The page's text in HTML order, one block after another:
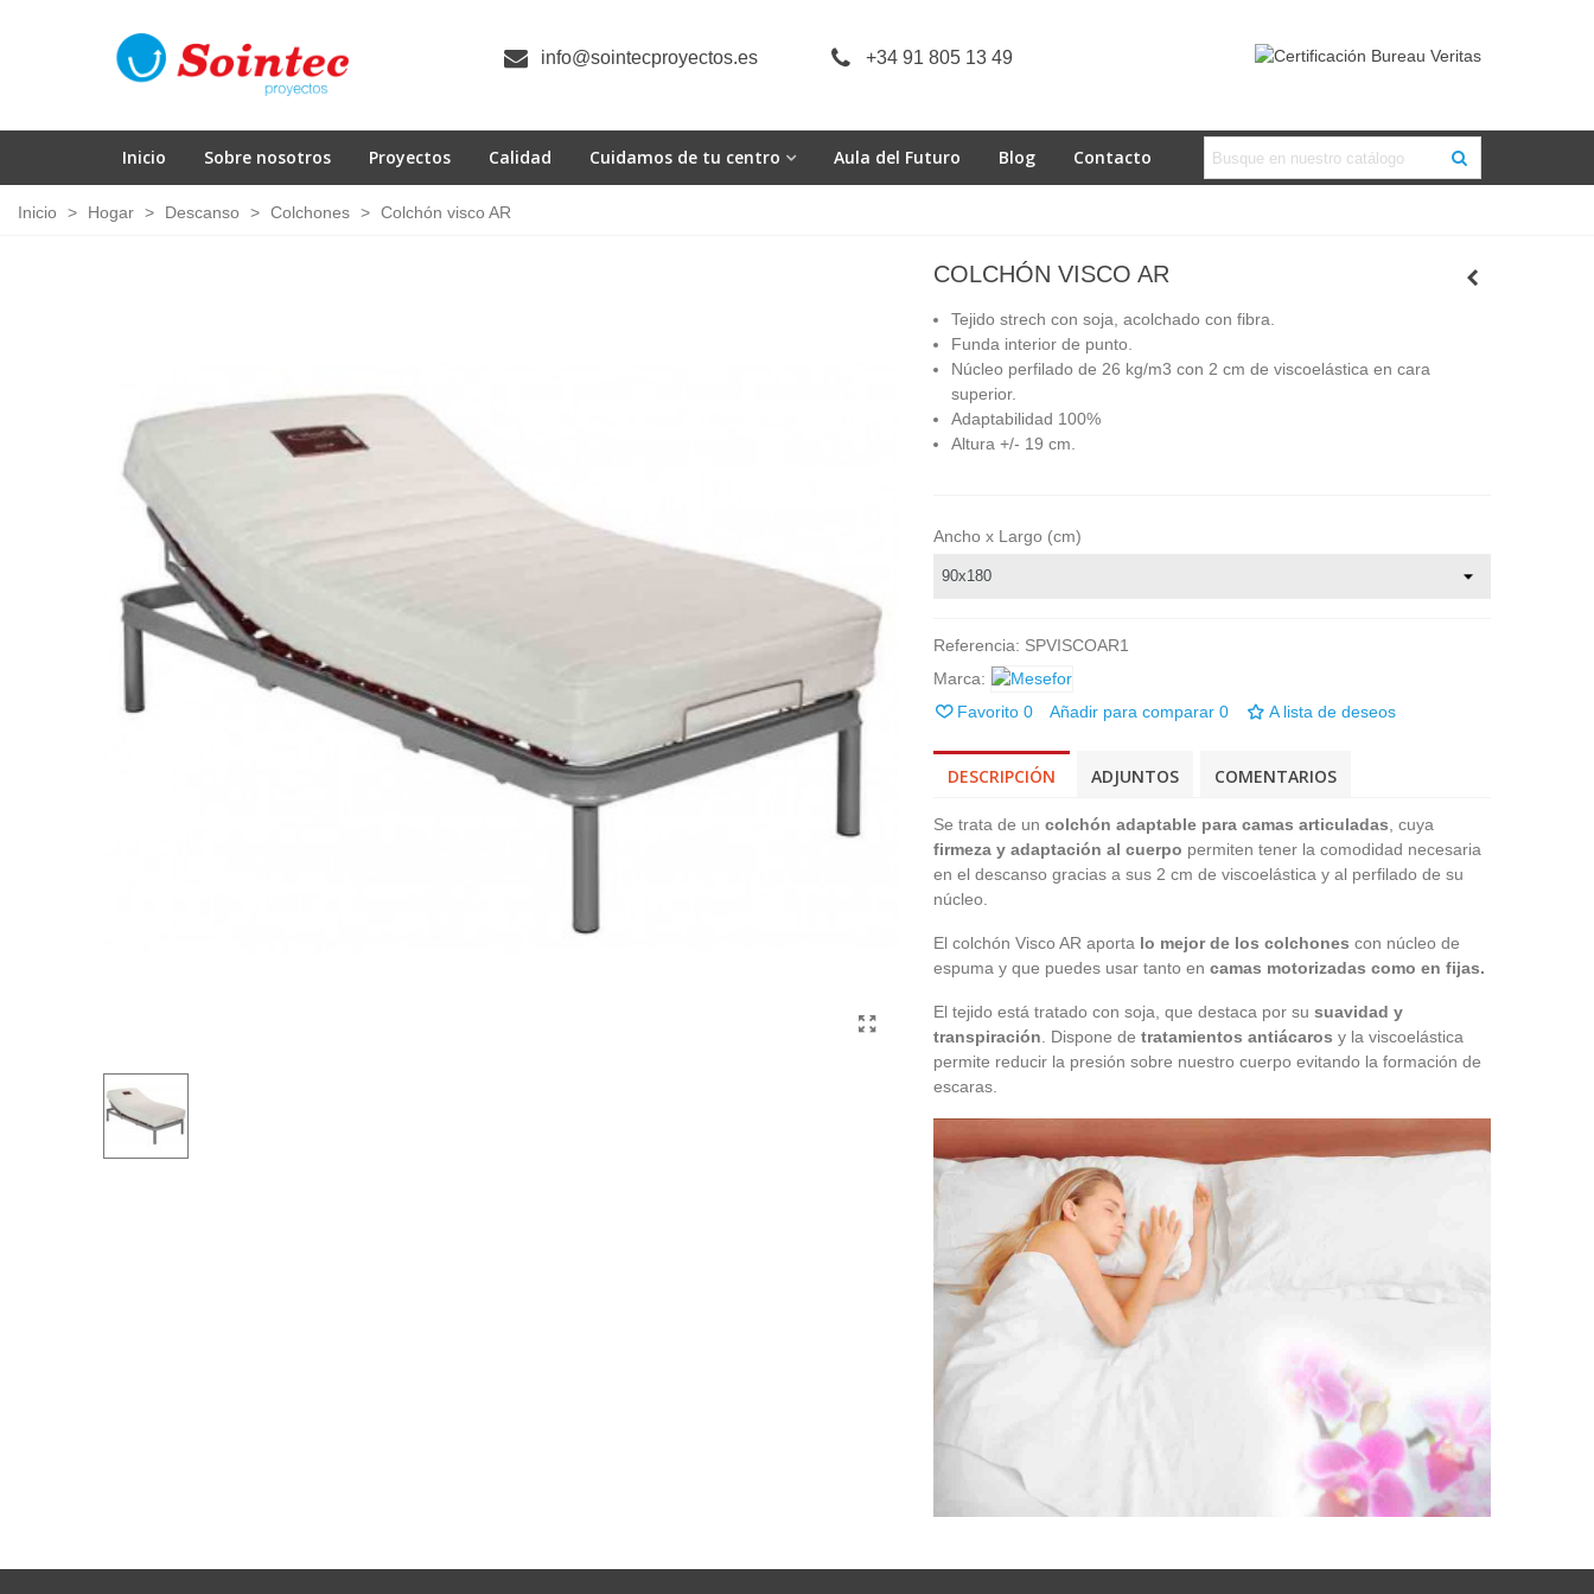
info@sointecproyectos.es +34 91 805 13 49
Inicio Sobre nosotros Proyectos Calidad Cuidamos de tu centro Aula del Futuro Blog Contacto
Inicio > Hogar > Descanso > Colchones > Colchón visco AR
COLCHÓN VISCO AR
Tejido strech con soja, acolchado con fibra.
Funda interior de punto.
Núcleo perfilado de 26 kg/m3 con 2 cm de viscoelástica en cara
superior.
Adaptabilidad 100%
Altura +/- 19 cm.
Ancho x Largo (cm)
Referencia: SPVISCOAR1
Marca:
Favorito 0 Añadir para comparar 0 A lista de deseos
DESCRIPCIÓN ADJUNTOS COMENTARIOS
Se trata de un colchón adaptable para camas articuladas , cuya
firmeza y adaptación al cuerpo permiten tener la comodidad necesaria
en el descanso gracias a sus 2 cm de viscoelástica y al perfilado de su
núcleo.
El colchón Visco AR aporta lo mejor de los colchones con núcleo de
espuma y que puedes usar tanto en camas motorizadas como en fijas.
El tejido está tratado con soja, que destaca por su suavidad y
transpiración . Dispone de tratamientos antiácaros y la viscoelástica
permite reducir la presión sobre nuestro cuerpo evitando la formación de
escaras.